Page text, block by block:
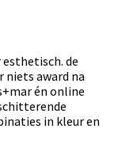
de
niets award na
én online
in kleur en